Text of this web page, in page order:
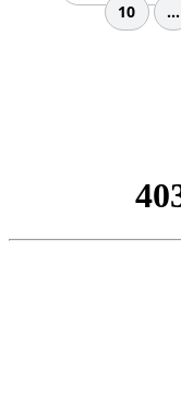
10
…